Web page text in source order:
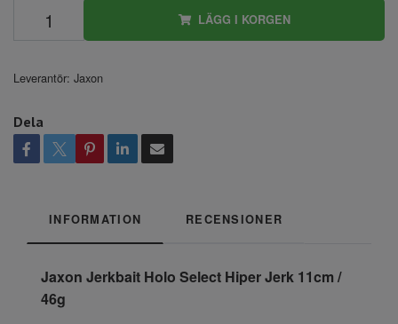
LÄGG I KORGEN
Leverantör: Jaxon
Dela
INFORMATION RECENSIONER
Jaxon Jerkbait Holo Select Hiper Jerk 11cm /
46g